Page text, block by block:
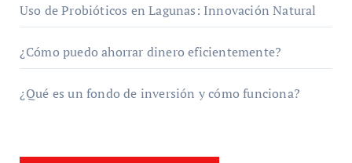
Uso de Probióticos en Lagunas: Innovación Natural
¿Cómo puedo ahorrar dinero eficientemente?
¿Qué es un fondo de inversión y cómo funciona?